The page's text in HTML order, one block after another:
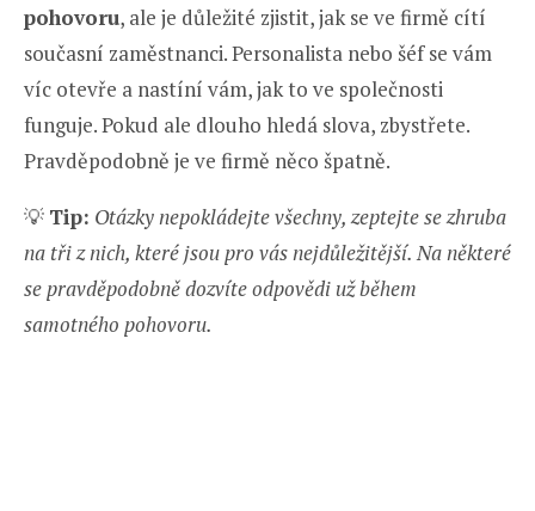
pohovoru, ale je důležité zjistit, jak se ve firmě cítí
současní zaměstnanci. Personalista nebo šéf se vám
víc otevře a nastíní vám, jak to ve společnosti
funguje. Pokud ale dlouho hledá slova, zbystřete.
Pravděpodobně je ve firmě něco špatně.
💡 Tip: Otázky nepokládejte všechny, zeptejte se zhruba
na tři z nich, které jsou pro vás nejdůležitější. Na některé
se pravděpodobně dozvíte odpovědi už během
samotného pohovoru.